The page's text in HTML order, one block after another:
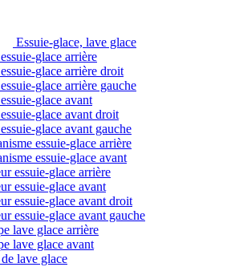
Essuie-glace, lave glace
glace arrière
glace arrière droit
glace arrière gauche
glace avant
glace avant droit
glace avant gauche
essuie-glace arrière
essuie-glace avant
essuie-glace arrière
essuie-glace avant
essuie-glace avant droit
essuie-glace avant gauche
lave glace arrière
lave glace avant
lave glace